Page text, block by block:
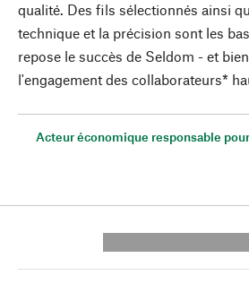
qualité. Des fils sélectionnés ainsi
technique et la précision sont les
repose le succès de Seldom - et
l'engagement des collaborateurs*
Acteur économique responsable